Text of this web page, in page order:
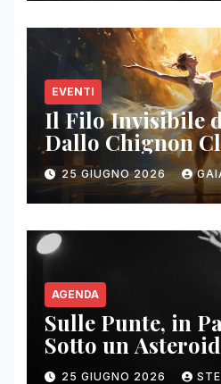
EVENTI
Il Filo Invisibile
Dallo Chignon
Nuove
Palcoscenico
25 GIUGNO 2026
AGENDA
Sulle Punte, in
Sotto un
Come
25 GIUGNO 2026